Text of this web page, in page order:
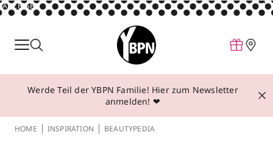
ANZEIGE
Parfum
Make-up
Behandlungen
Werde Teil der YBPN Familie! Hier zum Newsletter
anmelden! ❤
HOME INSPIRATION BEAUTYPEDIA